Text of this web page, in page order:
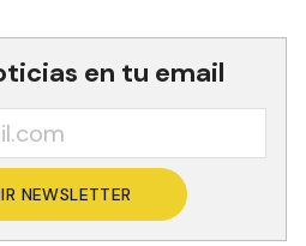
en tu email
NEWSLETTER